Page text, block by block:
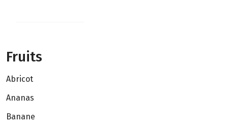
Fruits
Abricot
Ananas
Banane